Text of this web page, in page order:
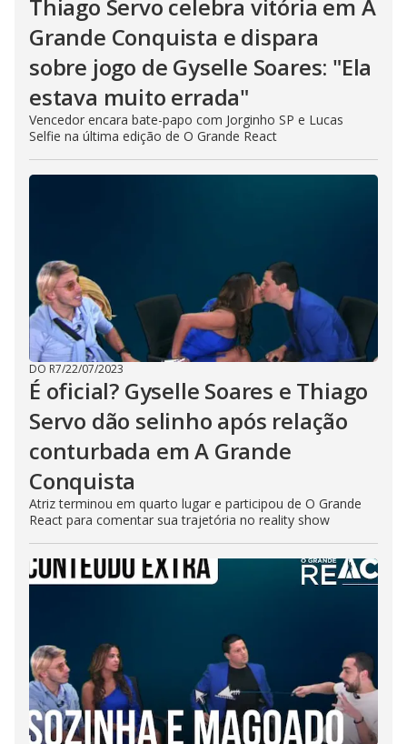
Thiago Servo celebra vitória em A
Grande Conquista e dispara
sobre jogo de Gyselle Soares: "Ela
estava muito errada"
Vencedor encara bate-papo com Jorginho SP e Lucas
Selfie na última edição de O Grande React
DO R7/22/07/2023
É oficial? Gyselle Soares e Thiago
Servo dão selinho após relação
conturbada em A Grande
Conquista
Atriz terminou em quarto lugar e participou de O Grande
React para comentar sua trajetória no reality show